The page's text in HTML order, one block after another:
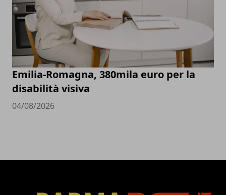
Emilia-Romagna, 380mila euro per la
disabilità visiva
04/08/2026